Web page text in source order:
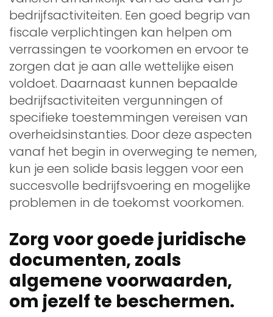
bedrijfsactiviteiten. Een goed begrip van
fiscale verplichtingen kan helpen om
verrassingen te voorkomen en ervoor te
zorgen dat je aan alle wettelijke eisen
voldoet. Daarnaast kunnen bepaalde
bedrijfsactiviteiten vergunningen of
specifieke toestemmingen vereisen van
overheidsinstanties. Door deze aspecten
vanaf het begin in overweging te nemen,
kun je een solide basis leggen voor een
succesvolle bedrijfsvoering en mogelijke
problemen in de toekomst voorkomen.
Zorg voor goede juridische
documenten, zoals
algemene voorwaarden,
om jezelf te beschermen.